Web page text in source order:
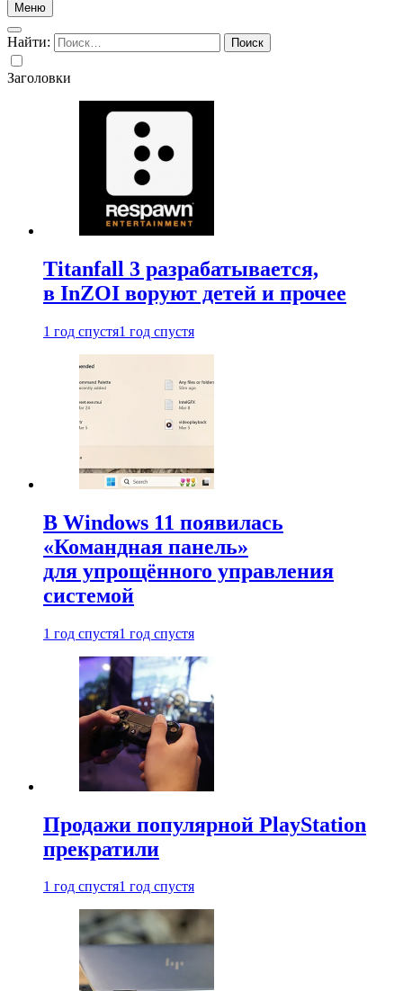
Меню
Найти:
Заголовки
Titanfall 3 разрабатывается,
в InZOI воруют детей и прочее
1 год спустя1 год спустя
В Windows 11 появилась
«Командная панель»
для упрощённого управления
системой
1 год спустя1 год спустя
Продажи популярной PlayStation
прекратили
1 год спустя1 год спустя